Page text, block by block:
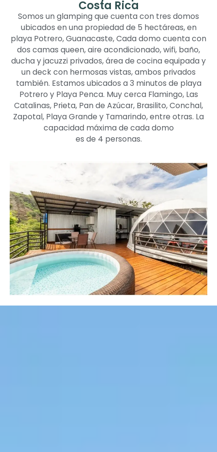
Costa Rica
Somos un glamping que cuenta con tres domos
ubicados en una propiedad de 5 hectáreas, en
playa Potrero, Guanacaste, Cada domo cuenta con
dos camas queen, aire acondicionado, wifi, baño,
ducha y jacuzzi privados, área de cocina equipada y
un deck con hermosas vistas, ambos privados
también. Estamos ubicados a 3 minutos de playa
Potrero y Playa Penca. Muy cerca Flamingo, Las
Catalinas, Prieta, Pan de Azúcar, Brasilito, Conchal,
Zapotal, Playa Grande y Tamarindo, entre otras. La
capacidad máxima de cada domo
es de 4 personas.